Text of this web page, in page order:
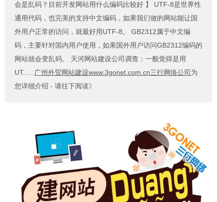
会是乱码？目前开发网站用什么编码比较好 】
UTF-8是世界性
通用代码，也完美的支持中文编码，如果我们做的网站能让国
外用户正常的访问，就最好用UTF-8。 GB2312属于中文编
码，主要针对国内用户使用，如果国外用户访问GB2312编码的
网站就会变乱码。 天河网站建设公司调查：一般觉得是用
UT......广州外贸网站建设www.3gonet.com.cn三行网络公司 为
您详细介绍 - 请往下阅读》